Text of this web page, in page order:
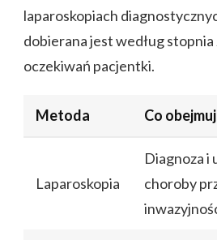
laparoskopiach
dobierana jest według
oczekiwań pacjentki.
Metoda Co
Laparoskopia
Diagnoza i
choroby